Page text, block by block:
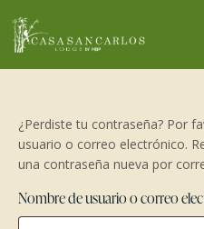
¿Perdiste tu contraseña? Por
usuario o correo electrónico.
una contraseña nueva por
Nombre de usuario o correo